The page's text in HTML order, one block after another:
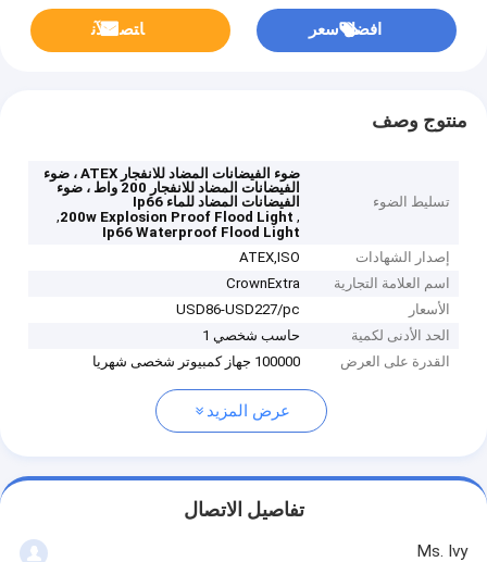
افضل سعر ﺎﺘﺼﻟ ﺍﻶﻧ
منتوج وصف
تسليط الضوء
ضوء الفيضانات المضاد للانفجار ATEX ، ضوء
الفيضانات المضاد للانفجار 200 واط ، ضوء
الفيضانات المضاد للماء Ip66
,
200w Explosion Proof Flood Light
,
Ip66 Waterproof Flood Light
إصدار الشهادات
ATEX,ISO
اسم العلامة التجارية
CrownExtra
الأسعار
USD86-USD227/pc
الحد الأدنى لكمية
حاسب شخصي 1
القدرة على العرض
100000 جهاز كمبيوتر شخصى شهريا
عرض المزيد
تفاصيل الاتصال
Ms. Ivy